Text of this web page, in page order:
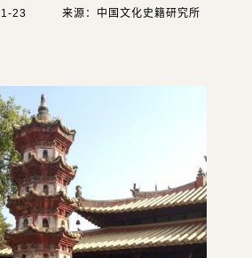
23 来源：中国文化史籍研究所